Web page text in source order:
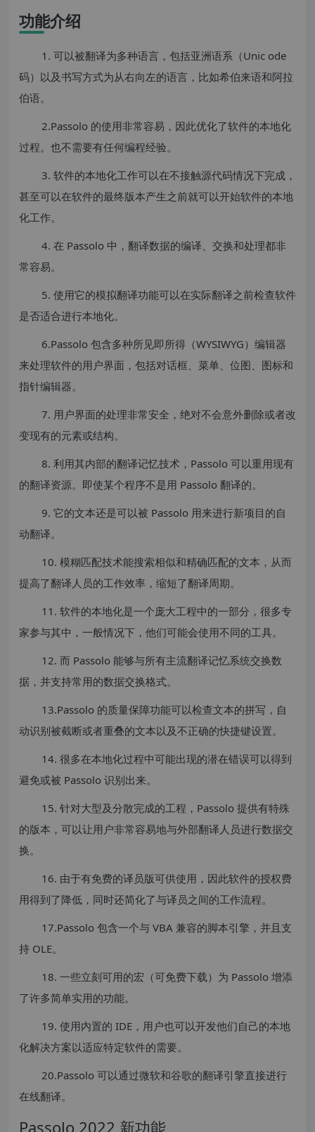
功能介绍
1. 可以被翻译为多种语言，包括亚洲语系（Unic ode
码）以及书写方式为从右向左的语言，比如希伯来语和阿拉
伯语。
2.Passolo 的使用非常容易，因此优化了软件的本地化
过程。也不需要有任何编程经验。
3. 软件的本地化工作可以在不接触源代码情况下完成，
甚至可以在软件的最终版本产生之前就可以开始软件的本地
化工作。
4. 在 Passolo 中，翻译数据的编译、交换和处理都非
常容易。
5. 使用它的模拟翻译功能可以在实际翻译之前检查软件
是否适合进行本地化。
6.Passolo 包含多种所见即所得（WYSIWYG）编辑器
来处理软件的用户界面，包括对话框、菜单、位图、图标和
指针编辑器。
7. 用户界面的处理非常安全，绝对不会意外删除或者改
变现有的元素或结构。
8. 利用其内部的翻译记忆技术，Passolo 可以重用现有
的翻译资源。即使某个程序不是用 Passolo 翻译的。
9. 它的文本还是可以被 Passolo 用来进行新项目的自
动翻译。
10. 模糊匹配技术能搜索相似和精确匹配的文本，从而
提高了翻译人员的工作效率，缩短了翻译周期。
11. 软件的本地化是一个庞大工程中的一部分，很多专
家参与其中，一般情况下，他们可能会使用不同的工具。
12. 而 Passolo 能够与所有主流翻译记忆系统交换数
据，并支持常用的数据交换格式。
13.Passolo 的质量保障功能可以检查文本的拼写，自
动识别被截断或者重叠的文本以及不正确的快捷键设置。
14. 很多在本地化过程中可能出现的潜在错误可以得到
避免或被 Passolo 识别出来。
15. 针对大型及分散完成的工程，Passolo 提供有特殊
的版本，可以让用户非常容易地与外部翻译人员进行数据交
换。
16. 由于有免费的译员版可供使用，因此软件的授权费
用得到了降低，同时还简化了与译员之间的工作流程。
17.Passolo 包含一个与 VBA 兼容的脚本引擎，并且支
持 OLE。
18. 一些立刻可用的宏（可免费下载）为 Passolo 增添
了许多简单实用的功能。
19. 使用内置的 IDE，用户也可以开发他们自己的本地
化解决方案以适应特定软件的需要。
20.Passolo 可以通过微软和谷歌的翻译引擎直接进行
在线翻译。
Passolo 2022 新功能